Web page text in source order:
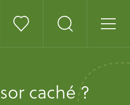
caché ?